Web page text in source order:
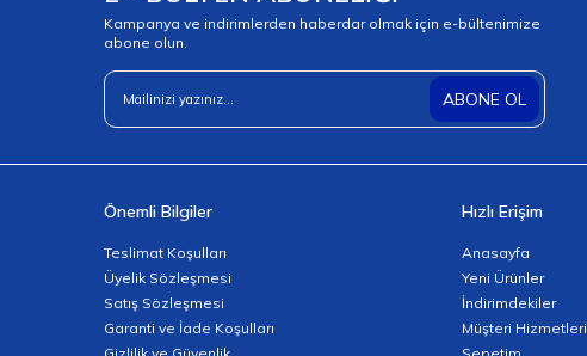
Kampanya ve indirimlerden haberdar olmak için e-bültenimize
abone olun.
ABONE OL
Önemli Bilgiler
Teslimat Koşulları
Üyelik Sözleşmesi
Satış Sözleşmesi
Garanti ve İade Koşulları
Hızlı Erişim
Anasayfa
Yeni Ürünler
İndirimdekiler
Müşteri Hizmetleri